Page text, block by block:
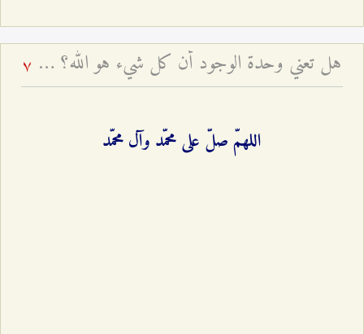
هل تعني وحدة الوجود أن كل شيء هو الله؟ - بيان الشبهة و جوابها 7
اللهمّ صلّ على محمّد وآل محمّد